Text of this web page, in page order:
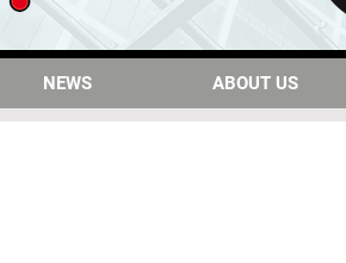
NEWS ABOUT US
NEWS ABOUT US